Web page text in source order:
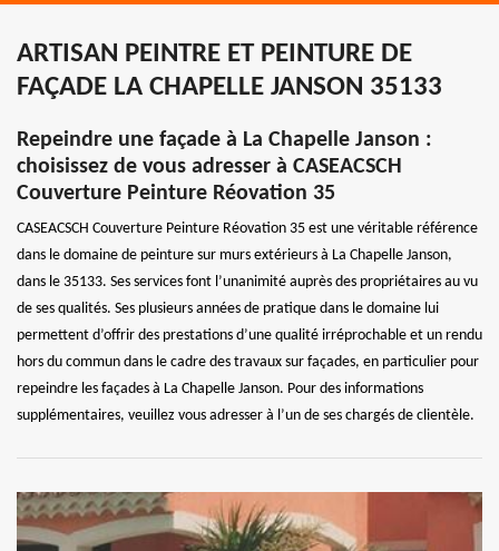
ARTISAN PEINTRE ET PEINTURE DE
FAÇADE LA CHAPELLE JANSON 35133
Repeindre une façade à La Chapelle Janson :
choisissez de vous adresser à CASEACSCH
Couverture Peinture Réovation 35
CASEACSCH Couverture Peinture Réovation 35 est une véritable référence
dans le domaine de peinture sur murs extérieurs à La Chapelle Janson,
dans le 35133. Ses services font l’unanimité auprès des propriétaires au vu
de ses qualités. Ses plusieurs années de pratique dans le domaine lui
permettent d’offrir des prestations d’une qualité irréprochable et un rendu
hors du commun dans le cadre des travaux sur façades, en particulier pour
repeindre les façades à La Chapelle Janson. Pour des informations
supplémentaires, veuillez vous adresser à l’un de ses chargés de clientèle.